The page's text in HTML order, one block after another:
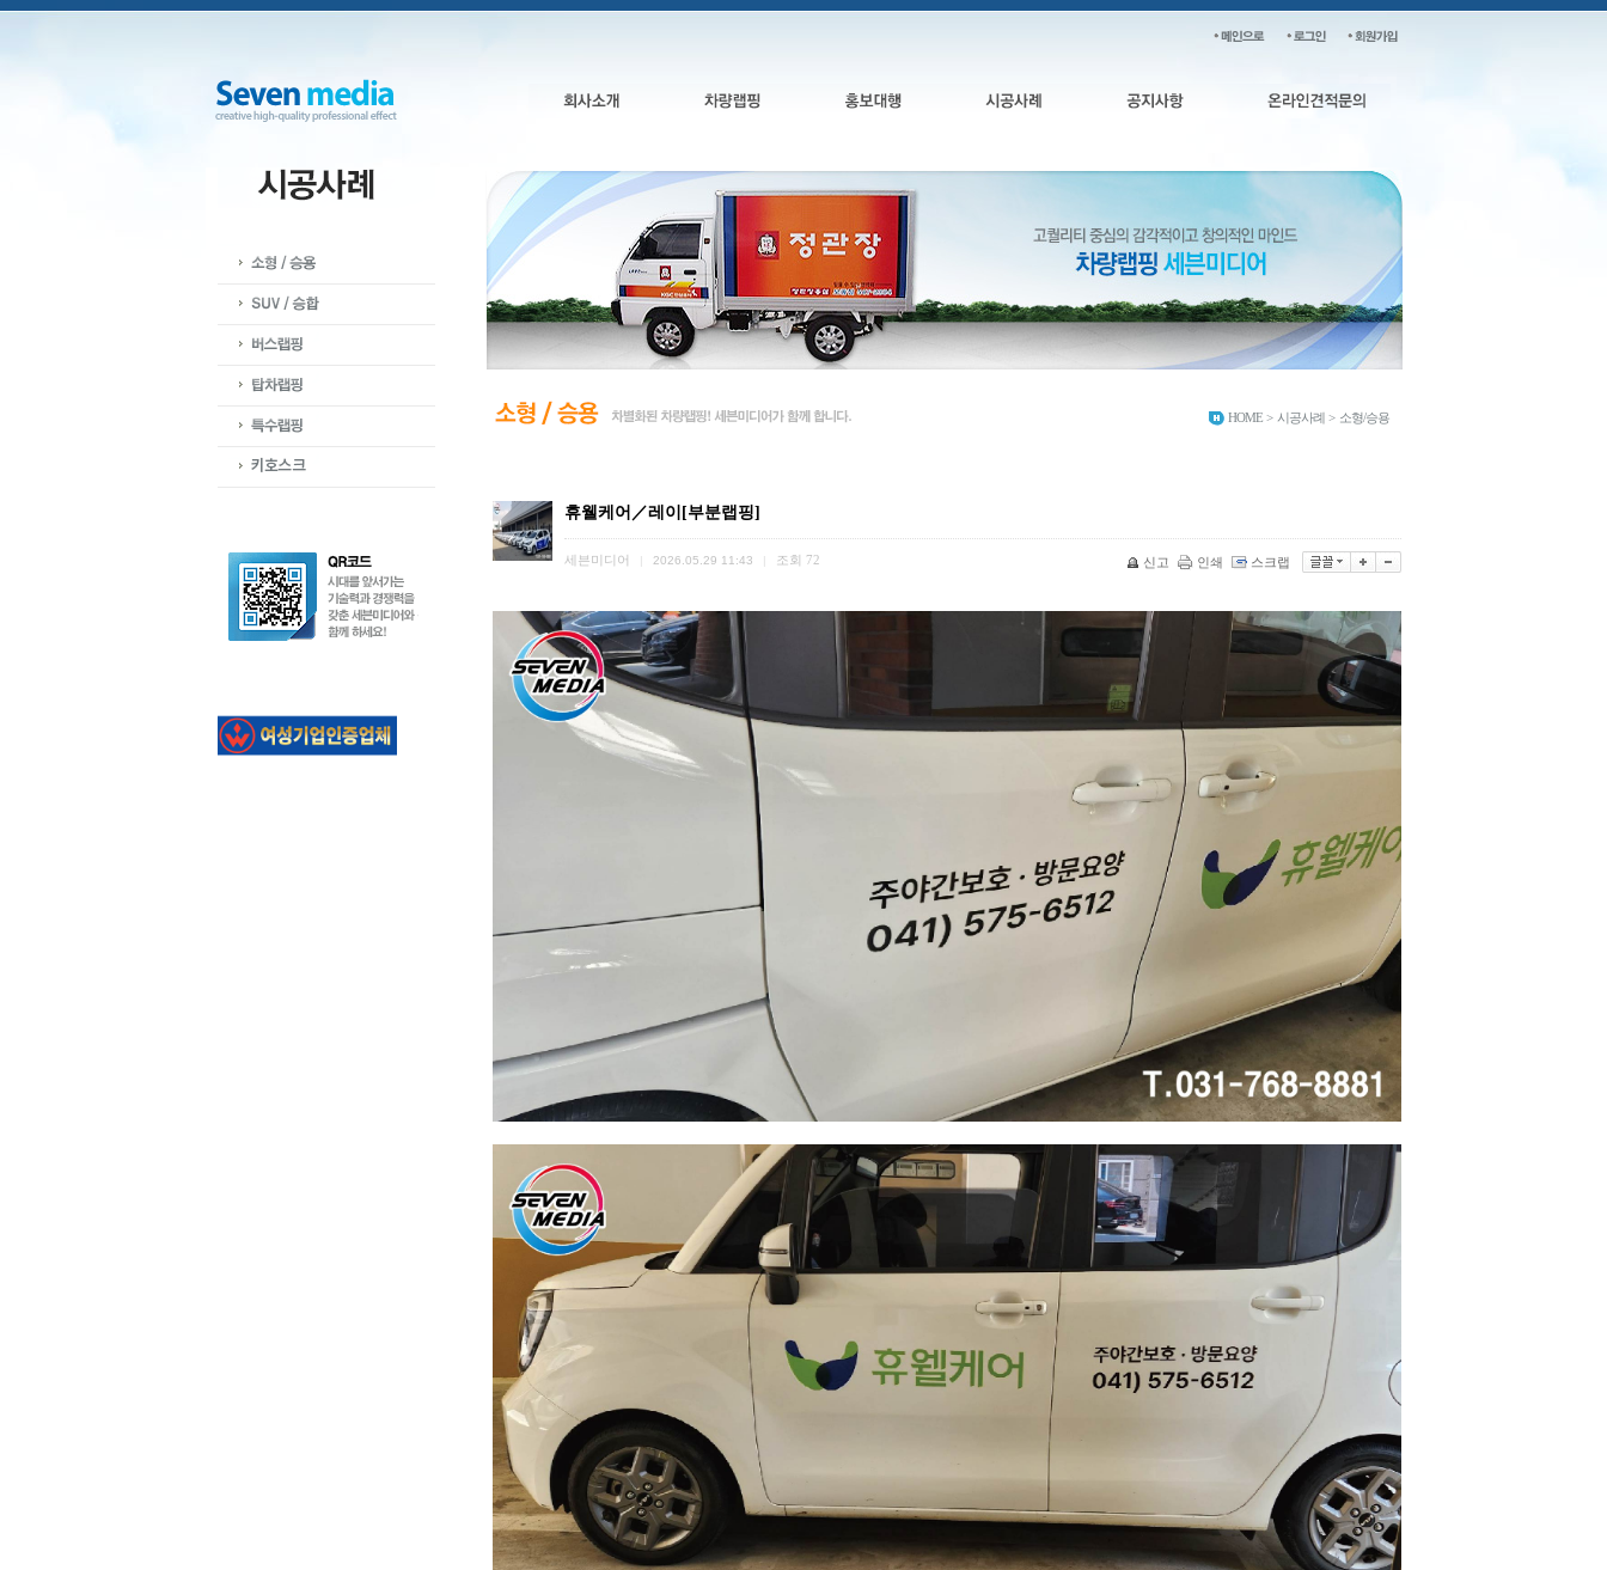
HOME > 시공사례 > 소형/승용
휴웰케어／레이[부분랩핑]
세븐미디어 2026.05.29 11:43 조회 72 신고 인쇄 스크랩